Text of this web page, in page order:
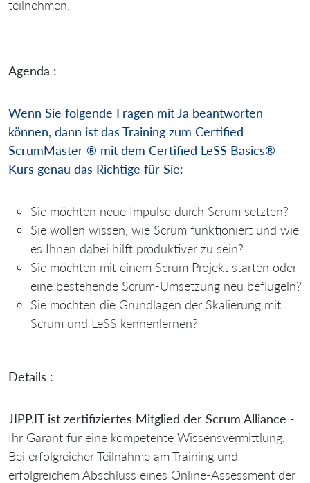
teilnehmen.
Agenda :
Wenn Sie folgende Fragen mit Ja beantworten
können, dann ist das Training zum Certified
ScrumMaster ® mit dem Certified LeSS Basics®
Kurs genau das Richtige für Sie:
Sie möchten neue Impulse durch Scrum setzten?
Sie wollen wissen, wie Scrum funktioniert und wie
es Ihnen dabei hilft produktiver zu sein?
Sie möchten mit einem Scrum Projekt starten oder
eine bestehende Scrum-Umsetzung neu beflügeln?
Sie möchten die Grundlagen der Skalierung mit
Scrum und LeSS kennenlernen?
Details :
JIPP.IT ist zertifiziertes Mitglied der Scrum Alliance -
Ihr Garant für eine kompetente Wissensvermittlung.
Bei erfolgreicher Teilnahme am Training und
erfolgreichem Abschluss eines Online-Assessment der